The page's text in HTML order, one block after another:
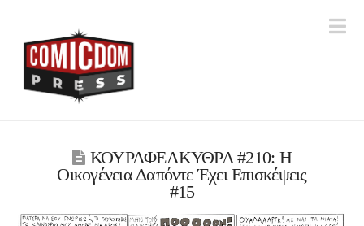
ΚΟΥΡΑΦΕΛΚΥΘΡΑ #210: Η
Οικογένεια Δαπόντε Έχει Επισκέψεις
#15